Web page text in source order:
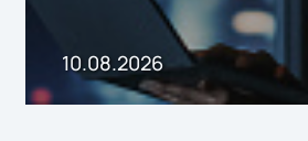
10.08.2026